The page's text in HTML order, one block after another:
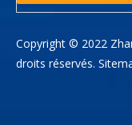
Copyright © 2022
droits réservés.